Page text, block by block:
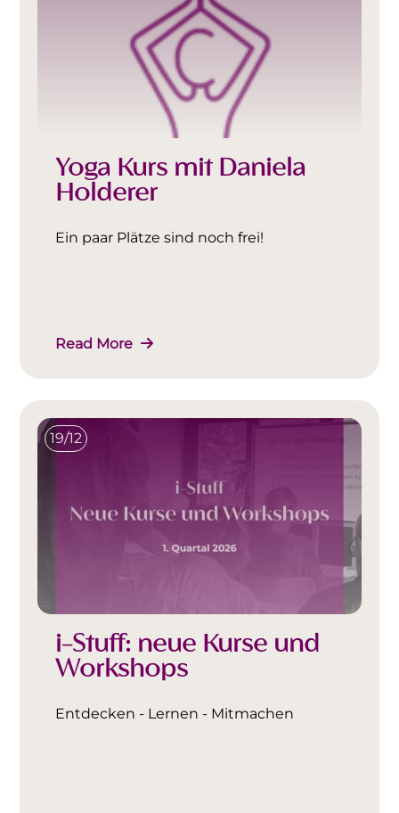
Yoga Kurs mit Daniela
Holderer
Ein paar Plätze sind noch frei!
Read More
19/12
i-Stuff: neue Kurse und
Workshops
Entdecken - Lernen - Mitmachen